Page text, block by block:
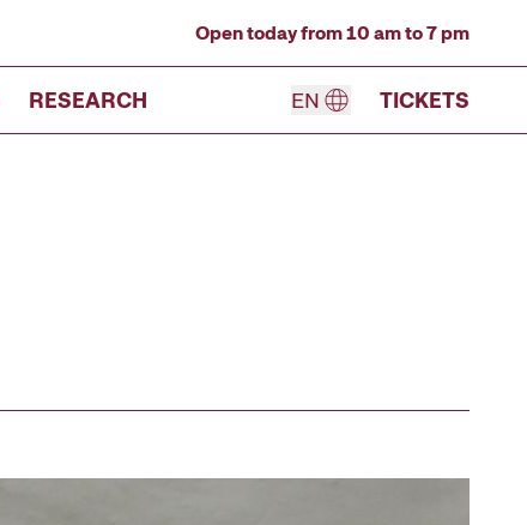
Open today from 10 am to 7 pm
RESEARCH EN TICKETS